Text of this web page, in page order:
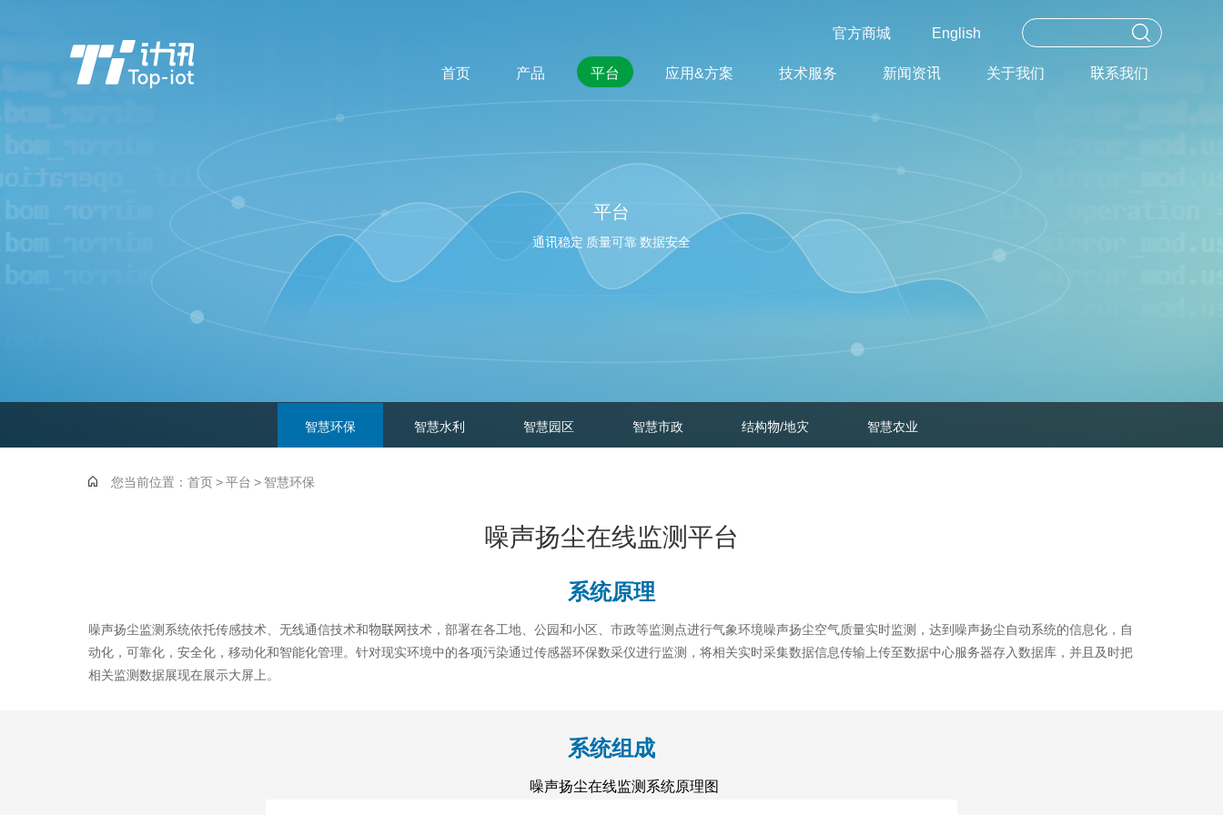
English
官方商城
首页
产品 平台 应用&方案 技术服务 新闻资讯 关于我们 联系我们
平台
通讯稳定 质量可靠 数据安全
智慧环保 智慧水利 智慧园区 智慧市政 结构物/地灾 智慧农业
您当前位置： 首页>平台 > 智慧环保
噪声扬尘在线监测平台
系统原理
噪声扬尘监测系统依托传感技术、无线通信技术和物联网技术，部署在各工地、公园和小区、市政等监测点进行气象环境噪声扬尘空气质量实时监测，达到噪声扬尘自动系统的信息化，自
动化，可靠化，安全化，移动化和智能化管理。针对现实环境中的各项污染通过传感器环保数采仪进行监测，将相关实时采集数据信息传输上传至数据中心服务器存入数据库，并且及时把
相关监测数据展现在展示大屏上。
系统组成
噪声扬尘在线监测系统原理图